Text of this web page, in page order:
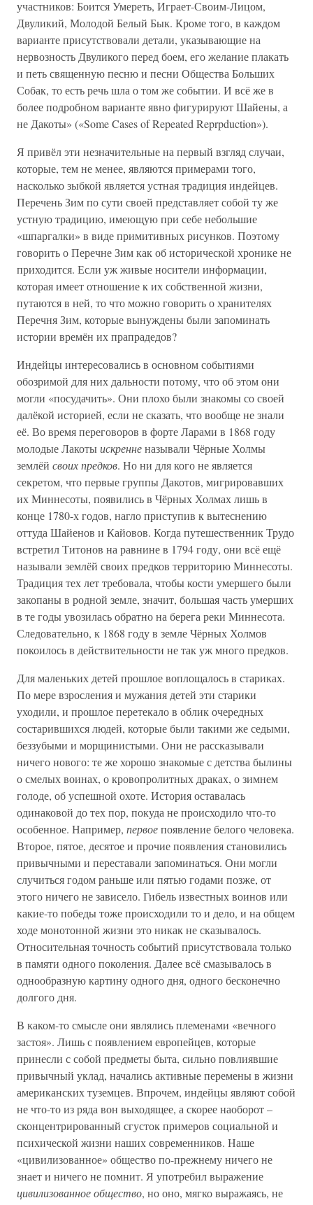
участников: Боится Умереть, Играет-Своим-Лицом,
Двуликий, Молодой Белый Бык. Кроме того, в каждом
варианте присутствовали детали, указывающие на
нервозность Двуликого перед боем, его желание плакать
и петь священную песню и песни Общества Больших
Собак, то есть речь шла о том же событии. И всё же в
более подробном варианте явно фигурируют Шайены, а
не Дакоты» («Some Cases of Repeated Reprpduction»).
Я привёл эти незначительные на первый взгляд случаи,
которые, тем не менее, являются примерами того,
насколько зыбкой является устная традиция индейцев.
Перечень Зим по сути своей представляет собой ту же
устную традицию, имеющую при себе небольшие
«шпаргалки» в виде примитивных рисунков. Поэтому
говорить о Перечне Зим как об исторической хронике не
приходится. Если уж живые носители информации,
которая имеет отношение к их собственной жизни,
путаются в ней, то что можно говорить о хранителях
Перечня Зим, которые вынуждены были запоминать
истории времён их прапрадедов?
Индейцы интересовались в основном событиями
обозримой для них дальности потому, что об этом они
могли «посудачить». Они плохо были знакомы со своей
далёкой историей, если не сказать, что вообще не знали
её. Во время переговоров в форте Ларами в 1868 году
молодые Лакотыискренненазывали Чёрные Холмы
землёй своих предков. Но ни для кого не является
секретом, что первые группы Дакотов, мигрировавших
их Миннесоты, появились в Чёрных Холмах лишь в
конце 1780-х годов, нагло приступив к вытеснению
оттуда Шайенов и Кайовов. Когда путешественник Трудо
встретил Титонов на равнине в 1794 году, они всё ещё
называли землёй своих предков территорию Миннесоты.
Традиция тех лет требовала, чтобы кости умершего были
закопаны в родной земле, значит, большая часть умерших
в те годы увозилась обратно на берега реки Миннесота.
Следовательно, к 1868 году в земле Чёрных Холмов
покоилось в действительности не так уж много предков.
Для маленьких детей прошлое воплощалось в стариках.
По мере взросления и мужания детей эти старики
уходили, и прошлое перетекало в облик очередных
состарившихся людей, которые были такими же седыми,
беззубыми и морщинистыми. Они не рассказывали
ничего нового: те же хорошо знакомые с детства былины
о смелых воинах, о кровопролитных драках, о зимнем
голоде, об успешной охоте. История оставалась
одинаковой до тех пор, покуда не происходило что-то
особенное. Например, первоепоявление белого человека.
Второе, пятое, десятое и прочие появления становились
привычными и переставали запоминаться. Они могли
случиться годом раньше или пятью годами позже, от
этого ничего не зависело. Гибель известных воинов или
какие-то победы тоже происходили то и дело, и на общем
ходе монотонной жизни это никак не сказывалось.
Относительная точность событий присутствовала только
в памяти одного поколения. Далее всё смазывалось в
однообразную картину одного дня, одного бесконечно
долгого дня.
В каком-то смысле они являлись племенами «вечного
застоя». Лишь с появлением европейцев, которые
принесли с собой предметы быта, сильно повлиявшие
привычный уклад, начались активные перемены в жизни
американских туземцев. Впрочем, индейцы являют собой
не что-то из ряда вон выходящее, а скорее наоборот –
сконцентрированный сгусток примеров социальной и
психической жизни наших современников. Наше
«цивилизованное» общество по-прежнему ничего не
знает и ничего не помнит. Я употребил выражение
цивилизованное общество, но оно, мягко выражаясь, не